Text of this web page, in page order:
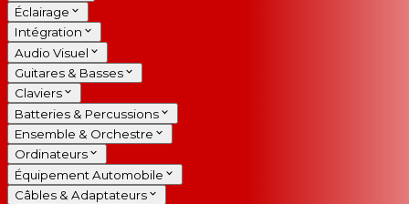
Éclairage
Intégration
Audio Visuel
Guitares & Basses
Claviers
Batteries & Percussions
Ensemble & Orchestre
Ordinateurs
Équipement Automobile
Câbles & Adaptateurs